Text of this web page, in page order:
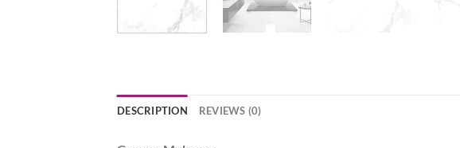
DESCRIPTION REVIEWS (0)